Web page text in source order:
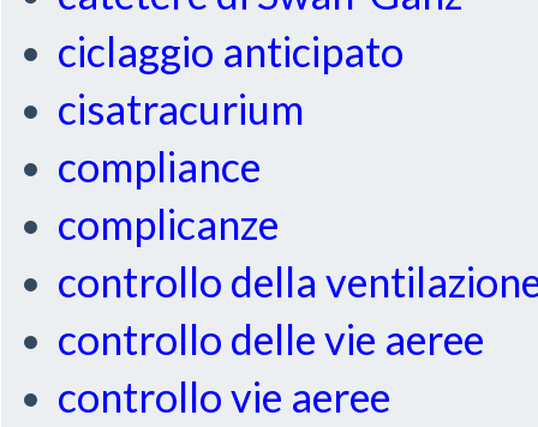
ciclaggio anticipato
cisatracurium
compliance
complicanze
controllo della
controllo delle vie aeree
controllo vie aeree